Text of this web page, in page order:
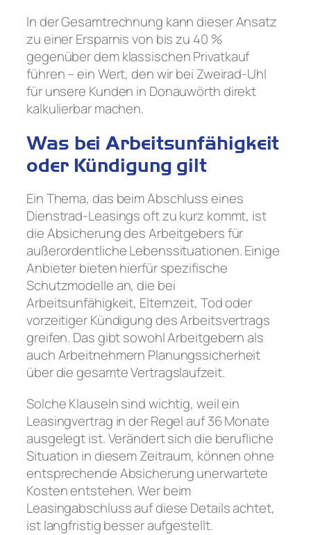
In der Gesamtrechnung kann dieser Ansatz
zu einer Ersparnis von bis zu 40 %
gegenüber dem klassischen Privatkauf
führen – ein Wert, den wir bei Zweirad-Uhl
für unsere Kunden in Donauwörth direkt
kalkulierbar machen.
Was bei Arbeitsunfähigkeit
oder Kündigung gilt
Ein Thema, das beim Abschluss eines
Dienstrad-Leasings oft zu kurz kommt, ist
die Absicherung des Arbeitgebers für
außerordentliche Lebenssituationen. Einige
Anbieter bieten hierfür spezifische
Schutzmodelle an, die bei
Arbeitsunfähigkeit, Elternzeit, Tod oder
vorzeitiger Kündigung des Arbeitsvertrags
greifen. Das gibt sowohl Arbeitgebern als
auch Arbeitnehmern Planungssicherheit
über die gesamte Vertragslaufzeit.
Solche Klauseln sind wichtig, weil ein
Leasingvertrag in der Regel auf 36 Monate
ausgelegt ist. Verändert sich die berufliche
Situation in diesem Zeitraum, können ohne
entsprechende Absicherung unerwartete
Kosten entstehen. Wer beim
Leasingabschluss auf diese Details achtet,
ist langfristig besser aufgestellt.